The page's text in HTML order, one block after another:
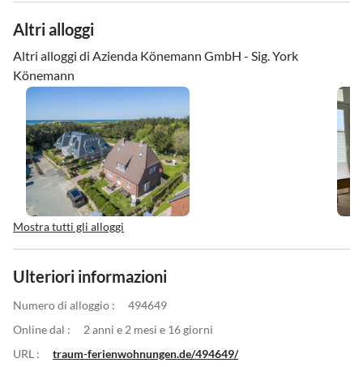
Altri alloggi
Altri alloggi di Azienda Könemann GmbH - Sig. York
Könemann
Mostra tutti gli alloggi
Ulteriori informazioni
Numero di alloggio :
494649
Online dal :
2 anni e 2 mesi e 16 giorni
URL :
traum-ferienwohnungen.de/494649/